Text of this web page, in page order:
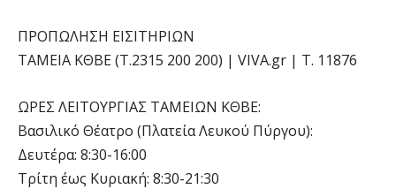
ΠΡΟΠΩΛΗΣΗ ΕΙΣΙΤΗΡΙΩΝ
ΤΑΜΕΙΑ ΚΘΒΕ (Τ.2315 200 200) | VIVA.gr | Τ. 11876
ΩΡΕΣ ΛΕΙΤΟΥΡΓΙΑΣ ΤΑΜΕΙΩΝ ΚΘΒΕ:
Βασιλικό Θέατρο (Πλατεία Λευκού Πύργου):
Δευτέρα: 8:30-16:00
Τρίτη έως Κυριακή: 8:30-21:30